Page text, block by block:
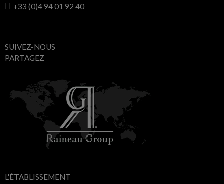
+33 (0)4 94 01 92 40
SUIVEZ-NOUS
PARTAGEZ
L'ÉTABLISSEMENT